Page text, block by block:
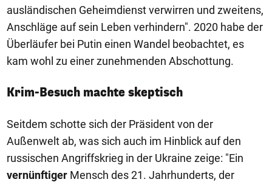
ausländischen Geheimdienst verwirren und zweitens,
Anschläge auf sein Leben verhindern". 2020 habe der
Überläufer bei Putin einen Wandel beobachtet, es
kam wohl zu einer zunehmenden Abschottung.
Krim-Besuch machte skeptisch
Seitdem schotte sich der Präsident von der
Außenwelt ab, was sich auch im Hinblick auf den
russischen Angriffskrieg in der Ukraine zeige: "Ein
vernünftiger Mensch des 21. Jahrhunderts, der